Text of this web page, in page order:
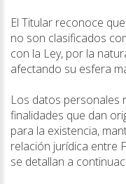
El Titular reconoce
no son clasificados
con la Ley, por la
afectando su esfera
Los datos personales
finalidades que dan
para la existencia,
relación jurídica entre
se detallan a